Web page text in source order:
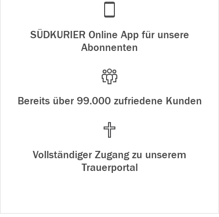
SÜDKURIER Online App für unsere
Abonnenten
Bereits über 99.000 zufriedene Kunden
Vollständiger Zugang zu unserem
Trauerportal